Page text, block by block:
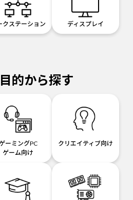
クステーション ディスプレイ
的から探す
ゲーミングPC
ゲーム向け
クリエイティブ向け